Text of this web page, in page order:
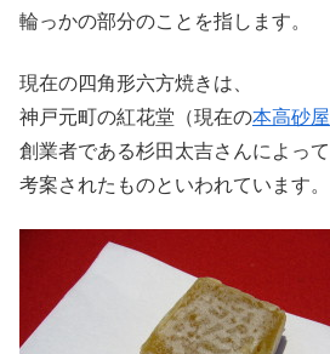
輪っかの部分のことを指します。
現在の四角形六方焼きは、
神戸元町の紅花堂（現在の本高砂屋
創業者である杉田太吉さんによって
考案されたものといわれています。